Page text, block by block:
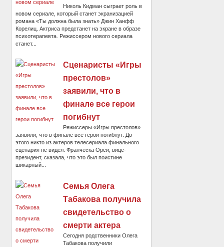
Николь Кидман сыграет роль в
новом сериале, который станет экранизацией
романа «Ты должна была знать» Джин Ханфф
Корелиц. Актриса предстанет на экране в образе
психотерапевта. Режиссером нового сериала
станет...
Сценаристы «Игры
престолов»
заявили, что в
финале все герои
погибнут
Режиссеры «Игры престолов»
заявили, что в финале все герои погибнут. До
этого никто из актеров телесериала финального
сценария не видел. Франческа Орси, вице-
президент, сказала, что это был поистине
шикарный...
Семья Олега
Табакова получила
свидетельство о
смерти актера
Сегодня родственники Олега
Табакова получили